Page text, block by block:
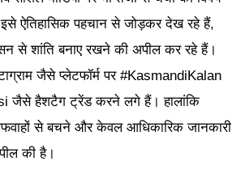
ऐतिहासिक पहचान से जोड़कर देख रहे हैं,
से शांति बनाए रखने की अपील कर रहे हैं।
जैसे प्लेटफॉर्म पर #KasmandiKalan
जैसे हैशटैग ट्रेंड करने लगे हैं। हालांकि
से बचने और केवल आधिकारिक जानकारी
की है।